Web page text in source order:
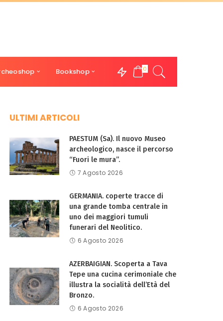
Bookshop 0
ULTIMI ARTICOLI
PAESTUM (Sa). Il nuovo Museo
archeologico, nasce il percorso
“Fuori le mura”.
7 Agosto 2026
GERMANIA. coperte tracce di
una grande tomba centrale in
uno dei maggiori tumuli
funerari del Neolitico.
6 Agosto 2026
AZERBAIGIAN. Scoperta a Tava
Tepe una cucina cerimoniale che
illustra la socialità dell’Età del
Bronzo.
6 Agosto 2026